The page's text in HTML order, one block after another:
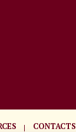
CONTACTS